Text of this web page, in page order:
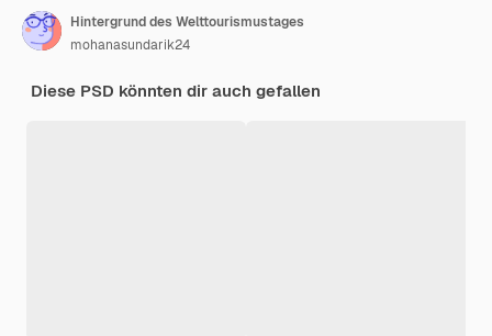
Hintergrund des Welttourismustages
mohanasundarik24
Diese PSD könnten dir auch gefallen